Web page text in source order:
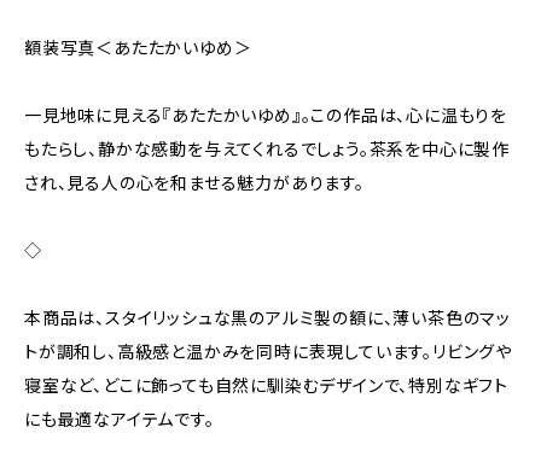
額装写真＜あたたかいゆめ＞
一見地味に見える『あたたかいゆめ』。この作品は、心に温もりを
もたらし、静かな感動を与えてくれるでしょう。茶系を中心に製作
され、見る人の心を和ませる魅力があります。
◇
本商品は、スタイリッシュな黒のアルミ製の額に、薄い茶色のマッ
トが調和し、高級感と温かみを同時に表現しています。リビングや
寝室など、どこに飾っても自然に馴染むデザインで、特別なギフト
にも最適なアイテムです。